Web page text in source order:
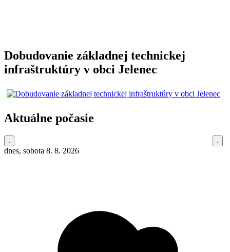
Dobudovanie základnej technickej
infraštruktúry v obci Jelenec
Aktuálne počasie
dnes, sobota 8. 8. 2026